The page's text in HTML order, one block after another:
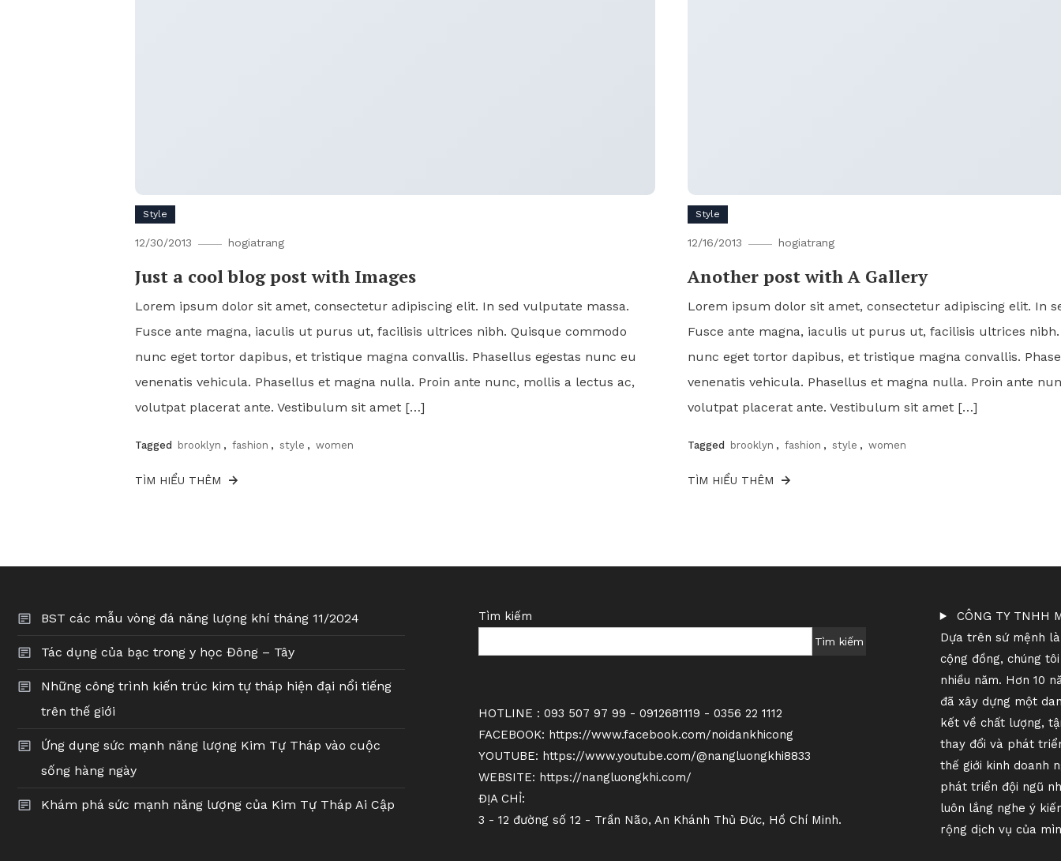
Style
12/30/2013 hogiatrang
Just a cool blog post with Images
Lorem ipsum dolor sit amet, consectetur adipiscing elit. In sed vulputate massa.
Fusce ante magna, iaculis ut purus ut, facilisis ultrices nibh. Quisque commodo
nunc eget tortor dapibus, et tristique magna convallis. Phasellus egestas nunc eu
venenatis vehicula. Phasellus et magna nulla. Proin ante nunc, mollis a lectus ac,
volutpat placerat ante. Vestibulum sit amet […]
Tagged brooklyn , fashion , style , women
TÌM HIỂU THÊM
Style
12/16/2013 hogiatrang
Another post with A Gallery
Lorem ipsum dolor sit amet, consectetur adipiscing elit. In
Fusce ante magna, iaculis ut purus ut, facilisis ultrices
nunc eget tortor dapibus, et tristique magna convallis.
venenatis vehicula. Phasellus et magna nulla. Proin ante
volutpat placerat ante. Vestibulum sit amet […]
Tagged brooklyn , fashion , style , women
TÌM HIỂU THÊM
BST các mẫu vòng đá năng lượng khí tháng 11/2024
Tác dụng của bạc trong y học Đông – Tây
Những công trình kiến trúc kim tự tháp hiện đại nổi tiếng
trên thế giới
Ứng dụng sức mạnh năng lượng Kim Tự Tháp vào cuộc
sống hàng ngày
Khám phá sức mạnh năng lượng của Kim Tự Tháp Ai Cập
Tìm kiếm
Tìm kiếm
HOTLINE : 093 507 97 99 - 0912681119 - 0356 22 1112
FACEBOOK: https://www.facebook.com/noidankhicong
YOUTUBE: https://www.youtube.com/@nangluongkhi8833
WEBSITE: https://nangluongkhi.com/
ĐỊA CHỈ:
3 - 12 đường số 12 - Trần Não, An Khánh Thủ Đức, Hồ Chí Minh.
CÔNG TY TNHH
Dựa trên sứ mệnh
cộng đồng, chúng
nhiều năm. Hơn 10
đã xây dựng một
kết về chất lượng,
thay đổi và phát
thế giới kinh doanh
phát triển đội ngũ
luôn lắng nghe ý
rộng dịch vụ của